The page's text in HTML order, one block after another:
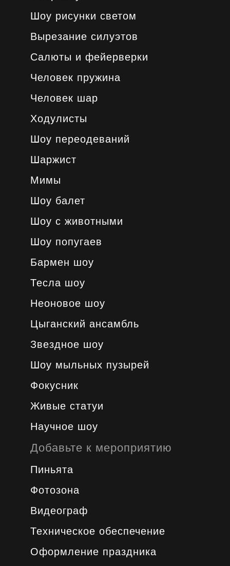
Шоу рисунки светом
Вырезание силуэтов
Салюты и фейерверки
Человек пружина
Человек шар
Ходулисты
Шоу переодеваний
Шаржист
Мимы
Шоу балет
Шоу с животными
Шоу попугаев
Бармен шоу
Тесла шоу
Неоновое шоу
Цыганский ансамбль
Звездное шоу
Шоу мыльных пузырей
Фокусник
Живые статуи
Научное шоу
Добавьте к мероприятию
Пиньята
Фотозона
Видеограф
Техническое обеспечение
Оформление праздника